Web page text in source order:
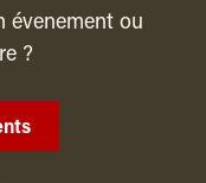
évenement ou
?